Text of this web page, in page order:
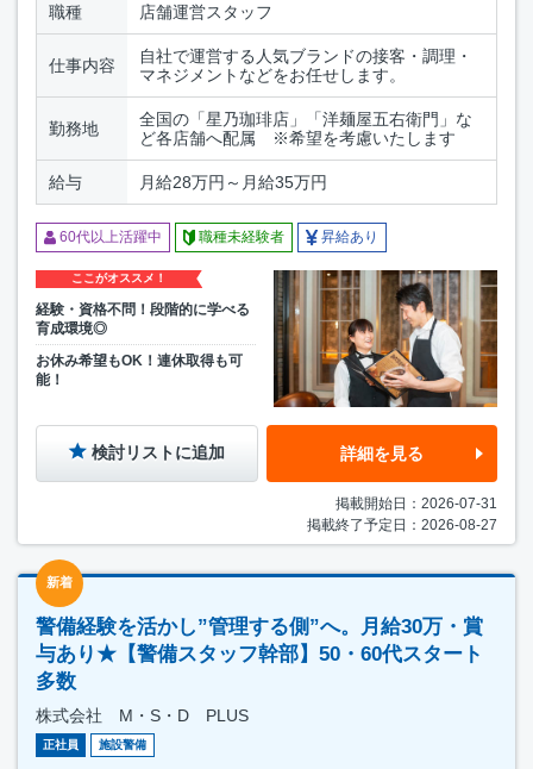
職種 店舗運営スタッフ
仕事内容
自社で運営する人気ブランドの接客・調理・
マネジメントなどをお任せします。
勤務地
全国の「星乃珈琲店」「洋麺屋五右衛門」な
ど各店舗へ配属 ※希望を考慮いたします
給与 月給28万円～月給35万円
60代以上活躍中 職種未経験者 昇給あり
ここがオススメ！
経験・資格不問！段階的に学べる
育成環境◎
お休み希望もOK！連休取得も可
能！
検討リストに追加 詳細を見る
掲載開始日：2026-07-31
掲載終了予定日：2026-08-27
新着
警備経験を活かし”管理する側”へ。月給30万・賞
与あり★【警備スタッフ幹部】50・60代スタート
多数
株式会社 M・S・D PLUS
正社員 施設警備